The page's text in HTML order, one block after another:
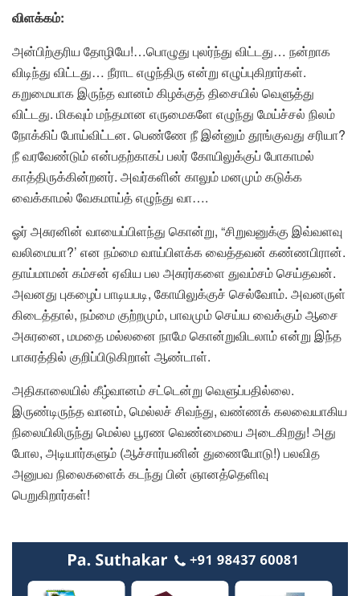
விளக்கம்:
அன்பிற்குரிய தோழியே!…பொழுது புலர்ந்து விட்டது… நன்றாக
விடிந்து விட்டது… நீராட எழுந்திரு என்று எழுப்புகிறார்கள்.
கறுமையாக இருந்த வானம் கிழக்குத் திசையில் வெளுத்து
விட்டது. மிகவும் மந்தமான எருமைகளே எழுந்து மேய்ச்சல் நிலம்
நோக்கிப் போய்விட்டன. பெண்ணே நீ இன்னும் தூங்குவது சரியா?
நீ வரவேண்டும் என்பதற்காகப் பலர் கோயிலுக்குப் போகாமல்
காத்திருக்கின்றனர். அவர்களின் காலும் மனமும் கடுக்க
வைக்காமல் வேகமாய்த் எழுந்து வா….
ஓர் அசுரனின் வாயைப்பிளந்து கொன்று, “சிறுவனுக்கு இவ்வளவு
வலிமையா?’ என நம்மை வாய்பிளக்க வைத்தவன் கண்ணபிரான்.
தாய்மாமன் கம்சன் ஏவிய பல அசுரர்களை துவம்சம் செய்தவன்.
அவனது புகழைப் பாடியபடி, கோயிலுக்குச் செல்வோம். அவனருள்
கிடைத்தால், நம்மை குற்றமும், பாவமும் செய்ய வைக்கும் ஆசை
அசுரனை, மமதை மல்லனை நாமே கொன்றுவிடலாம் என்று இந்த
பாசுரத்தில் குறிப்பிடுகிறாள் ஆண்டாள்.
அதிகாலையில் கீழ்வானம் சட்டென்று வெளுப்பதில்லை.
இருண்டிருந்த வானம், மெல்லச் சிவந்து, வண்ணக் கலவையாகிய
நிலையிலிருந்து மெல்ல பூரண வெண்மையை அடைகிறது! அது
போல, அடியார்களும் (ஆச்சார்யனின் துணையோடு!) பலவித
அனுபவ நிலைகளைக் கடந்து பின் ஞானத்தெளிவு
பெறுகிறார்கள்!